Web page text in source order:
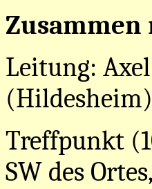
Zusammen
Leitung:
Treffpunkt
SW des